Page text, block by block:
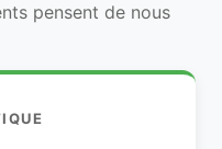
pensent de nous